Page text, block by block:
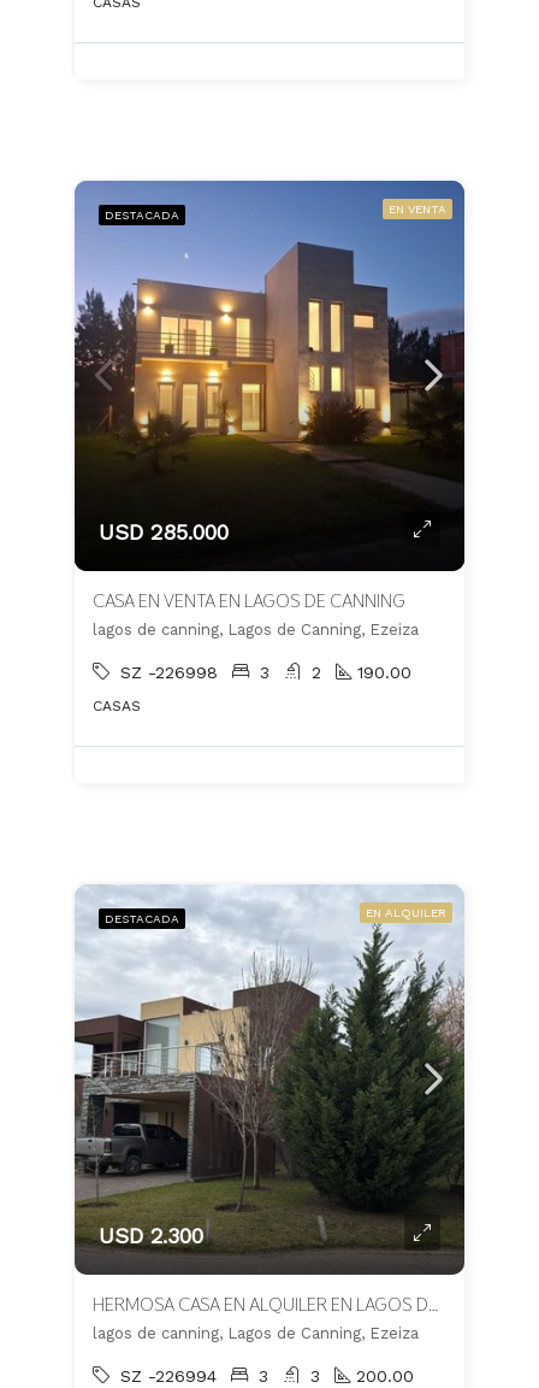
DESTACADA EN VENTA
USD 285.000
CASA EN VENTA EN LAGOS DE CANNING
lagos de canning, Lagos de Canning, Ezeiza
SZ -226998 3 2 190.00
CASAS
DESTACADA EN ALQUILER
USD 2.300
HERMOSA CASA EN ALQUILER EN LAGOS DE CANNING
lagos de canning, Lagos de Canning, Ezeiza
SZ -226994 3 3 200.00